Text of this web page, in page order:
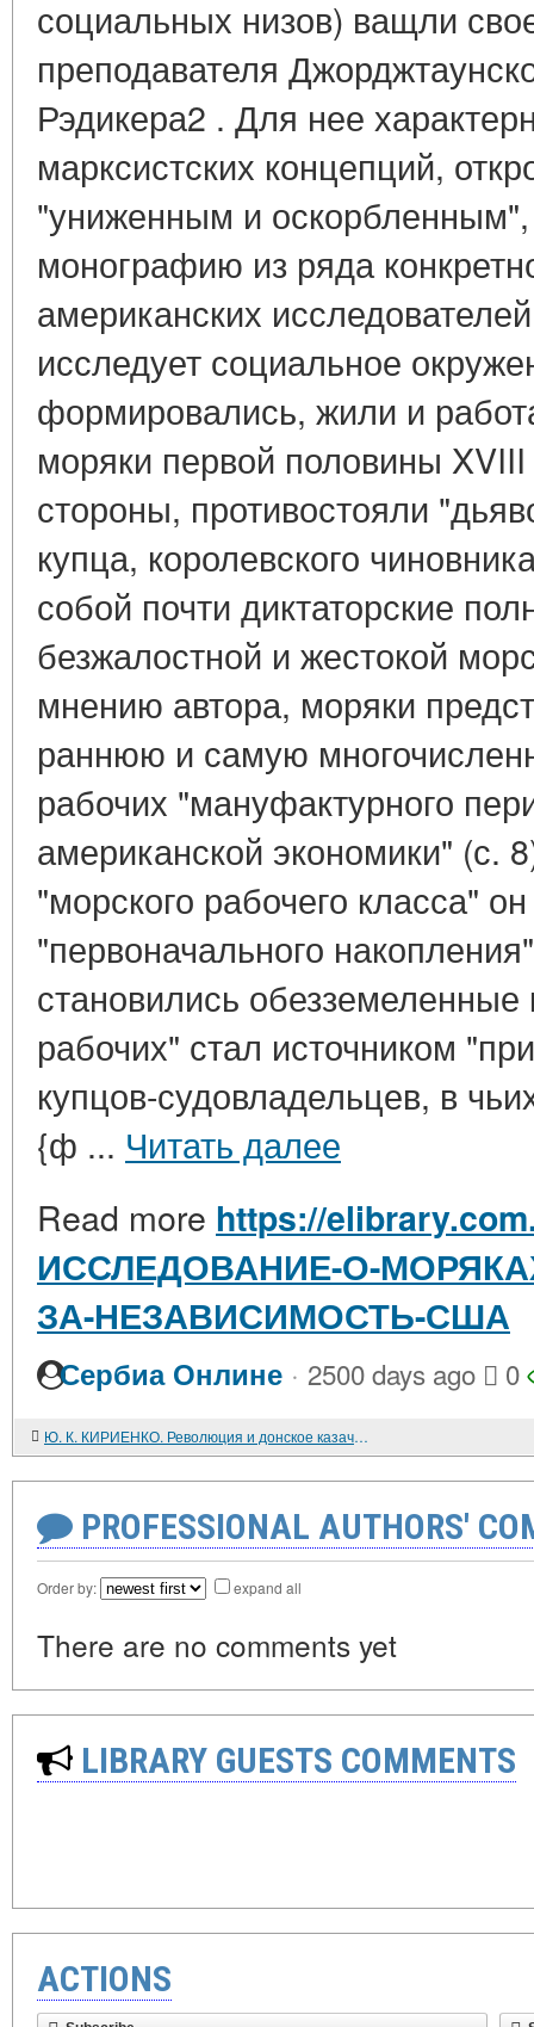
социальных низов) ващли
преподавателя
Рэдикера2 . Для нее
марксистских концепций,
"униженным и оскорбленным",
монографию из ряда
американских
исследует социальное
формировались, жили и
моряки первой половины
стороны, противостояли
купца, королевского
собой почти диктаторские
безжалостной и жестокой
мнению автора, моряки
раннюю и самую
рабочих "мануфактурного
американской экономики" (с.
"морского рабочего класса"
"первоначального
становились
рабочих" стал источником
купцов-судовладельцев, в
{ф ... Читать далее
Read more https://
ИССЛЕДОВАНИЕ-О-
ЗА-НЕЗАВИСИМОСТЬ-США
Сербиа Онлине · 2500 days ago 0
Ю. К. КИРИЕНКО. Революция и донское казачество (февраль - октябрь 1917 г.). Изд-во Ростовского университета. 1988. 256 с.
PROFESSIONAL AUTHORS'
Order by: expand all
There are no comments yet
LIBRARY GUESTS COMMENTS
ACTIONS